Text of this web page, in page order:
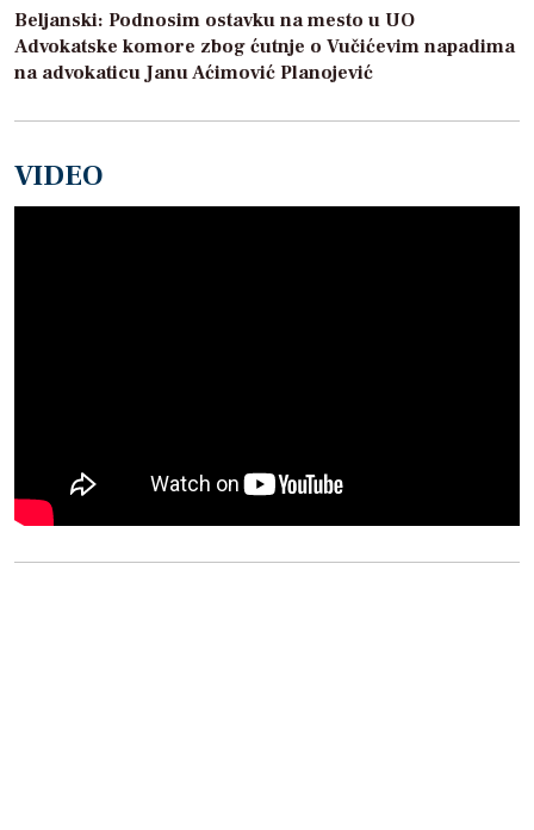
Beljanski: Podnosim ostavku na mesto u UO
Advokatske komore zbog ćutnje o Vučićevim napadima
na advokaticu Janu Aćimović Planojević
VIDEO